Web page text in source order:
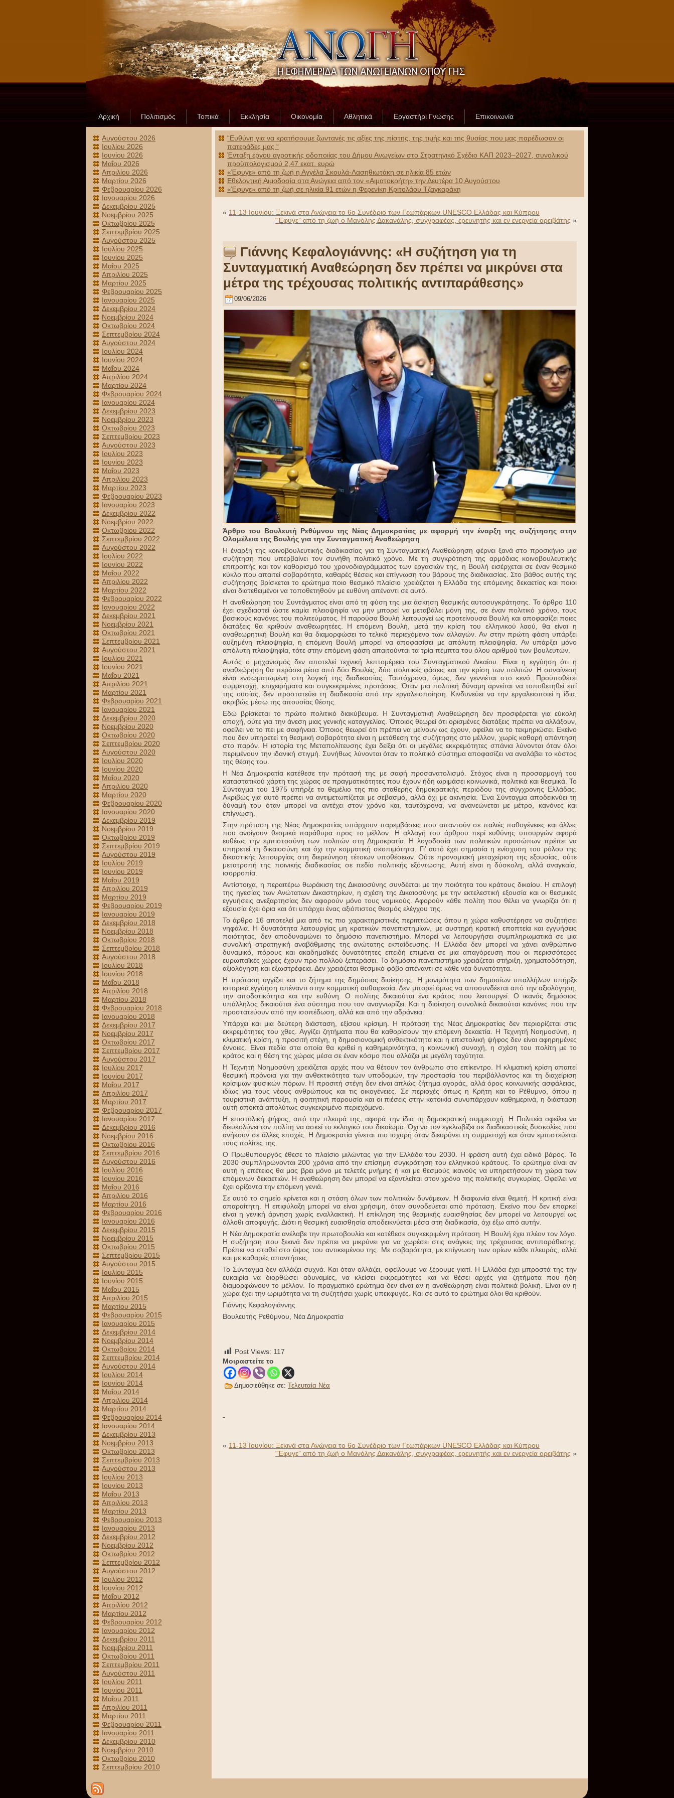
Αρχική Πολιτισμός Τοπικά Εκκλησία Οικονομία Αθλητικά Εργαστήρι Γνώσης Επικοινωνία
Αυγούστου 2026
Ιουλίου 2026
Ιουνίου 2026
Μαΐου 2026
Απριλίου 2026
Μαρτίου 2026
Φεβρουαρίου 2026
Ιανουαρίου 2026
Δεκεμβρίου 2025
Νοεμβρίου 2025
Οκτωβρίου 2025
Σεπτεμβρίου 2025
Αυγούστου 2025
Ιουλίου 2025
Ιουνίου 2025
Μαΐου 2025
Απριλίου 2025
Μαρτίου 2025
Φεβρουαρίου 2025
Ιανουαρίου 2025
Δεκεμβρίου 2024
Νοεμβρίου 2024
Οκτωβρίου 2024
Σεπτεμβρίου 2024
Αυγούστου 2024
Ιουλίου 2024
Ιουνίου 2024
Μαΐου 2024
Απριλίου 2024
Μαρτίου 2024
Φεβρουαρίου 2024
Ιανουαρίου 2024
Δεκεμβρίου 2023
Νοεμβρίου 2023
Οκτωβρίου 2023
Σεπτεμβρίου 2023
Αυγούστου 2023
Ιουλίου 2023
Ιουνίου 2023
Μαΐου 2023
Απριλίου 2023
Μαρτίου 2023
Φεβρουαρίου 2023
Ιανουαρίου 2023
Δεκεμβρίου 2022
Νοεμβρίου 2022
Οκτωβρίου 2022
Σεπτεμβρίου 2022
Αυγούστου 2022
Ιουλίου 2022
Ιουνίου 2022
Μαΐου 2022
Απριλίου 2022
Μαρτίου 2022
Φεβρουαρίου 2022
Ιανουαρίου 2022
Δεκεμβρίου 2021
Νοεμβρίου 2021
Οκτωβρίου 2021
Σεπτεμβρίου 2021
Αυγούστου 2021
Ιουλίου 2021
Ιουνίου 2021
Μαΐου 2021
Απριλίου 2021
Μαρτίου 2021
Φεβρουαρίου 2021
Ιανουαρίου 2021
Δεκεμβρίου 2020
Νοεμβρίου 2020
Οκτωβρίου 2020
Σεπτεμβρίου 2020
Αυγούστου 2020
Ιουλίου 2020
Ιουνίου 2020
Μαΐου 2020
Απριλίου 2020
Μαρτίου 2020
Φεβρουαρίου 2020
Ιανουαρίου 2020
Δεκεμβρίου 2019
Νοεμβρίου 2019
Οκτωβρίου 2019
Σεπτεμβρίου 2019
Αυγούστου 2019
Ιουλίου 2019
Ιουνίου 2019
Μαΐου 2019
Απριλίου 2019
Μαρτίου 2019
Φεβρουαρίου 2019
Ιανουαρίου 2019
Δεκεμβρίου 2018
Νοεμβρίου 2018
Οκτωβρίου 2018
Σεπτεμβρίου 2018
Αυγούστου 2018
Ιουλίου 2018
Ιουνίου 2018
Μαΐου 2018
Απριλίου 2018
Μαρτίου 2018
Φεβρουαρίου 2018
Ιανουαρίου 2018
Δεκεμβρίου 2017
Νοεμβρίου 2017
Οκτωβρίου 2017
Σεπτεμβρίου 2017
Αυγούστου 2017
Ιουλίου 2017
Ιουνίου 2017
Μαΐου 2017
Απριλίου 2017
Μαρτίου 2017
Φεβρουαρίου 2017
Ιανουαρίου 2017
Δεκεμβρίου 2016
Νοεμβρίου 2016
Οκτωβρίου 2016
Σεπτεμβρίου 2016
Αυγούστου 2016
Ιουλίου 2016
Ιουνίου 2016
Μαΐου 2016
Απριλίου 2016
Μαρτίου 2016
Φεβρουαρίου 2016
Ιανουαρίου 2016
Δεκεμβρίου 2015
Νοεμβρίου 2015
Οκτωβρίου 2015
Σεπτεμβρίου 2015
Αυγούστου 2015
Ιουλίου 2015
Ιουνίου 2015
Μαΐου 2015
Απριλίου 2015
Μαρτίου 2015
Φεβρουαρίου 2015
Ιανουαρίου 2015
Δεκεμβρίου 2014
Νοεμβρίου 2014
Οκτωβρίου 2014
Σεπτεμβρίου 2014
Αυγούστου 2014
Ιουλίου 2014
Ιουνίου 2014
Μαΐου 2014
Απριλίου 2014
Μαρτίου 2014
Φεβρουαρίου 2014
Ιανουαρίου 2014
Δεκεμβρίου 2013
Νοεμβρίου 2013
Οκτωβρίου 2013
Σεπτεμβρίου 2013
Αυγούστου 2013
Ιουλίου 2013
Ιουνίου 2013
Μαΐου 2013
Απριλίου 2013
Μαρτίου 2013
Φεβρουαρίου 2013
Ιανουαρίου 2013
Δεκεμβρίου 2012
Νοεμβρίου 2012
Οκτωβρίου 2012
Σεπτεμβρίου 2012
Αυγούστου 2012
Ιουλίου 2012
Ιουνίου 2012
Μαΐου 2012
Απριλίου 2012
Μαρτίου 2012
Φεβρουαρίου 2012
Ιανουαρίου 2012
Δεκεμβρίου 2011
Νοεμβρίου 2011
Οκτωβρίου 2011
Σεπτεμβρίου 2011
Αυγούστου 2011
Ιουλίου 2011
Ιουνίου 2011
Μαΐου 2011
Απριλίου 2011
Μαρτίου 2011
Φεβρουαρίου 2011
Ιανουαρίου 2011
Δεκεμβρίου 2010
Νοεμβρίου 2010
Οκτωβρίου 2010
Σεπτεμβρίου 2010
“Ευθύνη για να κρατήσουμε ζωντανές τις αξίες της πίστης, της τιμής και της θυσίας που μας παρέδωσαν οι
πατεράδες μας “
Ένταξη έργου αγροτικής οδοποιίας του Δήμου Ανωγείων στο Στρατηγικό Σχέδιο ΚΑΠ 2023–2027, συνολικού
προϋπολογισμού 2,47 εκατ. ευρώ
«Έφυγε» από τη ζωή η Αγγέλα Σκουλά-Λασηθιωτάκη σε ηλικία 85 ετών
Εθελοντική Αιμοδοσία στα Ανώγεια από τον «Αιματοκρήτη» την Δευτέρα 10 Αυγούστου
«Έφυγε» από τη ζωή σε ηλικία 91 ετών η Φερενίκη Κριτολάου Τζαγκαράκη
« 11-13 Ιουνίου: Ξεκινά στα Ανώγεια το 6ο Συνέδριο των Γεωπάρκων UNESCO Ελλάδας και Κύπρου
“Έφυγε” από τη ζωή ο Μανόλης Δακανάλης, συγγραφέας, ερευνητής και εν ενεργεία ορειβάτης »
Γιάννης Κεφαλογιάννης: «Η συζήτηση για τη
Συνταγματική Αναθεώρηση δεν πρέπει να μικρύνει στα
μέτρα της τρέχουσας πολιτικής αντιπαράθεσης»
09/06/2026
Άρθρο του Βουλευτή Ρεθύμνου της Νέας Δημοκρατίας με αφορμή την έναρξη της συζήτησης στην
Ολομέλεια της Βουλής για την Συνταγματική Αναθεώρηση
Η έναρξη της κοινοβουλευτικής διαδικασίας για τη Συνταγματική Αναθεώρηση φέρνει ξανά στο προσκήνιο μια
συζήτηση που υπερβαίνει τον συνήθη πολιτικό χρόνο. Με τη συγκρότηση της αρμόδιας κοινοβουλευτικής
επιτροπής και τον καθορισμό του χρονοδιαγράμματος των εργασιών της, η Βουλή εισέρχεται σε έναν θεσμικό
κύκλο που απαιτεί σοβαρότητα, καθαρές θέσεις και επίγνωση του βάρους της διαδικασίας. Στο βάθος αυτής της
συζήτησης βρίσκεται το ερώτημα ποιο θεσμικό πλαίσιο χρειάζεται η Ελλάδα της επόμενης δεκαετίας και ποιοι
είναι διατεθειμένοι να τοποθετηθούν με ευθύνη απέναντι σε αυτό.
Η αναθεώρηση του Συντάγματος είναι από τη φύση της μια άσκηση θεσμικής αυτοσυγκράτησης. Το άρθρο 110
έχει σχεδιαστεί ώστε καμία πλειοψηφία να μην μπορεί να μεταβάλει μόνη της, σε έναν πολιτικό χρόνο, τους
βασικούς κανόνες του πολιτεύματος. Η παρούσα Βουλή λειτουργεί ως προτείνουσα Βουλή και αποφασίζει ποιες
διατάξεις θα κριθούν αναθεωρητέες. Η επόμενη Βουλή, μετά την κρίση του ελληνικού λαού, θα είναι η
αναθεωρητική Βουλή και θα διαμορφώσει το τελικό περιεχόμενο των αλλαγών. Αν στην πρώτη φάση υπάρξει
αυξημένη πλειοψηφία, η επόμενη Βουλή μπορεί να αποφασίσει με απόλυτη πλειοψηφία. Αν υπάρξει μόνο
απόλυτη πλειοψηφία, τότε στην επόμενη φάση απαιτούνται τα τρία πέμπτα του όλου αριθμού των βουλευτών.
Αυτός ο μηχανισμός δεν αποτελεί τεχνική λεπτομέρεια του Συνταγματικού Δικαίου. Είναι η εγγύηση ότι η
αναθεώρηση θα περάσει μέσα από δύο Βουλές, δύο πολιτικές φάσεις και την κρίση των πολιτών. Η συναίνεση
είναι ενσωματωμένη στη λογική της διαδικασίας. Ταυτόχρονα, όμως, δεν γεννιέται στο κενό. Προϋποθέτει
συμμετοχή, επιχειρήματα και συγκεκριμένες προτάσεις. Όταν μια πολιτική δύναμη αρνείται να τοποθετηθεί επί
της ουσίας, δεν προστατεύει τη διαδικασία από την εργαλειοποίηση. Κινδυνεύει να την εργαλειοποιεί η ίδια,
ακριβώς μέσω της απουσίας θέσης.
Εδώ βρίσκεται το πρώτο πολιτικό διακύβευμα. Η Συνταγματική Αναθεώρηση δεν προσφέρεται για εύκολη
αποχή, ούτε για την άνεση μιας γενικής καταγγελίας. Όποιος θεωρεί ότι ορισμένες διατάξεις πρέπει να αλλάξουν,
οφείλει να το πει με σαφήνεια. Όποιος θεωρεί ότι πρέπει να μείνουν ως έχουν, οφείλει να το τεκμηριώσει. Εκείνο
που δεν υπηρετεί τη θεσμική σοβαρότητα είναι η μετάθεση της συζήτησης στο μέλλον, χωρίς καθαρή απάντηση
στο παρόν. Η ιστορία της Μεταπολίτευσης έχει δείξει ότι οι μεγάλες εκκρεμότητες σπάνια λύνονται όταν όλοι
περιμένουν την ιδανική στιγμή. Συνήθως λύνονται όταν το πολιτικό σύστημα αποφασίζει να αναλάβει το κόστος
της θέσης του.
Η Νέα Δημοκρατία κατέθεσε την πρότασή της με σαφή προσανατολισμό. Στόχος είναι η προσαρμογή του
καταστατικού χάρτη της χώρας σε πραγματικότητες που έχουν ήδη ωριμάσει κοινωνικά, πολιτικά και θεσμικά. Το
Σύνταγμα του 1975 υπήρξε το θεμέλιο της πιο σταθερής δημοκρατικής περιόδου της σύγχρονης Ελλάδας.
Ακριβώς για αυτό πρέπει να αντιμετωπίζεται με σεβασμό, αλλά όχι με ακινησία. Ένα Σύνταγμα αποδεικνύει τη
δύναμή του όταν μπορεί να αντέχει στον χρόνο και, ταυτόχρονα, να ανανεώνεται με μέτρο, κανόνες και
επίγνωση.
Στην πρόταση της Νέας Δημοκρατίας υπάρχουν παρεμβάσεις που απαντούν σε παλιές παθογένειες και άλλες
που ανοίγουν θεσμικά παράθυρα προς το μέλλον. Η αλλαγή του άρθρου περί ευθύνης υπουργών αφορά
ευθέως την εμπιστοσύνη των πολιτών στη Δημοκρατία. Η λογοδοσία των πολιτικών προσώπων πρέπει να
υπηρετεί τη δικαιοσύνη και όχι την κομματική σκοπιμότητα. Γι’ αυτό έχει σημασία η ενίσχυση του ρόλου της
δικαστικής λειτουργίας στη διερεύνηση τέτοιων υποθέσεων. Ούτε προνομιακή μεταχείριση της εξουσίας, ούτε
μετατροπή της ποινικής διαδικασίας σε πεδίο πολιτικής εξόντωσης. Αυτή είναι η δύσκολη, αλλά αναγκαία,
ισορροπία.
Αντίστοιχα, η περαιτέρω θωράκιση της Δικαιοσύνης συνδέεται με την ποιότητα του κράτους δικαίου. Η επιλογή
της ηγεσίας των Ανώτατων Δικαστηρίων, η σχέση της Δικαιοσύνης με την εκτελεστική εξουσία και οι θεσμικές
εγγυήσεις ανεξαρτησίας δεν αφορούν μόνο τους νομικούς. Αφορούν κάθε πολίτη που θέλει να γνωρίζει ότι η
εξουσία έχει όρια και ότι υπάρχει ένας αξιόπιστος θεσμός ελέγχου της.
Το άρθρο 16 αποτελεί μια από τις πιο χαρακτηριστικές περιπτώσεις όπου η χώρα καθυστέρησε να συζητήσει
νηφάλια. Η δυνατότητα λειτουργίας μη κρατικών πανεπιστημίων, με αυστηρή κρατική εποπτεία και εγγυήσεις
ποιότητας, δεν αποδυναμώνει το δημόσιο πανεπιστήμιο. Μπορεί να λειτουργήσει συμπληρωματικά σε μια
συνολική στρατηγική αναβάθμισης της ανώτατης εκπαίδευσης. Η Ελλάδα δεν μπορεί να χάνει ανθρώπινο
δυναμικό, πόρους και ακαδημαϊκές δυνατότητες επειδή επιμένει σε μια απαγόρευση που οι περισσότερες
ευρωπαϊκές χώρες έχουν προ πολλού ξεπεράσει. Το δημόσιο πανεπιστήμιο χρειάζεται στήριξη, χρηματοδότηση,
αξιολόγηση και εξωστρέφεια. Δεν χρειάζεται θεσμικό φόβο απέναντι σε κάθε νέα δυνατότητα.
Η πρόταση αγγίζει και το ζήτημα της δημόσιας διοίκησης. Η μονιμότητα των δημοσίων υπαλλήλων υπήρξε
ιστορικά εγγύηση απέναντι στην κομματική αυθαιρεσία. Δεν μπορεί όμως να αποσυνδέεται από την αξιολόγηση,
την αποδοτικότητα και την ευθύνη. Ο πολίτης δικαιούται ένα κράτος που λειτουργεί. Ο ικανός δημόσιος
υπάλληλος δικαιούται ένα σύστημα που τον αναγνωρίζει. Και η διοίκηση συνολικά δικαιούται κανόνες που την
προστατεύουν από την ισοπέδωση, αλλά και από την αδράνεια.
Υπάρχει και μια δεύτερη διάσταση, εξίσου κρίσιμη. Η πρόταση της Νέας Δημοκρατίας δεν περιορίζεται στις
εκκρεμότητες του χθες. Αγγίζει ζητήματα που θα καθορίσουν την επόμενη δεκαετία. Η Τεχνητή Νοημοσύνη, η
κλιματική κρίση, η προσιτή στέγη, η δημοσιονομική ανθεκτικότητα και η επιστολική ψήφος δεν είναι αφηρημένες
έννοιες. Είναι πεδία στα οποία θα κριθεί η καθημερινότητα, η κοινωνική συνοχή, η σχέση του πολίτη με το
κράτος και η θέση της χώρας μέσα σε έναν κόσμο που αλλάζει με μεγάλη ταχύτητα.
Η Τεχνητή Νοημοσύνη χρειάζεται αρχές που να θέτουν τον άνθρωπο στο επίκεντρο. Η κλιματική κρίση απαιτεί
θεσμική πρόνοια για την ανθεκτικότητα των υποδομών, την προστασία του περιβάλλοντος και τη διαχείριση
κρίσιμων φυσικών πόρων. Η προσιτή στέγη δεν είναι απλώς ζήτημα αγοράς, αλλά όρος κοινωνικής ασφάλειας,
ιδίως για τους νέους ανθρώπους και τις οικογένειες. Σε περιοχές όπως η Κρήτη και το Ρέθυμνο, όπου η
τουριστική ανάπτυξη, η φοιτητική παρουσία και οι πιέσεις στην κατοικία συνυπάρχουν καθημερινά, η διάσταση
αυτή αποκτά απολύτως συγκεκριμένο περιεχόμενο.
Η επιστολική ψήφος, από την πλευρά της, αφορά την ίδια τη δημοκρατική συμμετοχή. Η Πολιτεία οφείλει να
διευκολύνει τον πολίτη να ασκεί το εκλογικό του δικαίωμα. Όχι να τον εγκλωβίζει σε διαδικαστικές δυσκολίες που
ανήκουν σε άλλες εποχές. Η Δημοκρατία γίνεται πιο ισχυρή όταν διευρύνει τη συμμετοχή και όταν εμπιστεύεται
τους πολίτες της.
Ο Πρωθυπουργός έθεσε το πλαίσιο μιλώντας για την Ελλάδα του 2030. Η φράση αυτή έχει ειδικό βάρος. Το
2030 συμπληρώνονται 200 χρόνια από την επίσημη συγκρότηση του ελληνικού κράτους. Το ερώτημα είναι αν
αυτή η επέτειος θα μας βρει μόνο με τελετές μνήμης ή και με θεσμούς ικανούς να υπηρετήσουν τη χώρα των
επόμενων δεκαετιών. Η αναθεώρηση δεν μπορεί να εξαντλείται στον χρόνο της πολιτικής συγκυρίας. Οφείλει να
έχει ορίζοντα την επόμενη γενιά.
Σε αυτό το σημείο κρίνεται και η στάση όλων των πολιτικών δυνάμεων. Η διαφωνία είναι θεμιτή. Η κριτική είναι
απαραίτητη. Η επιφύλαξη μπορεί να είναι χρήσιμη, όταν συνοδεύεται από πρόταση. Εκείνο που δεν επαρκεί
είναι η γενική άρνηση χωρίς εναλλακτική. Η επίκληση της θεσμικής ευαισθησίας δεν μπορεί να λειτουργεί ως
άλλοθι αποφυγής. Διότι η θεσμική ευαισθησία αποδεικνύεται μέσα στη διαδικασία, όχι έξω από αυτήν.
Η Νέα Δημοκρατία ανέλαβε την πρωτοβουλία και κατέθεσε συγκεκριμένη πρόταση. Η Βουλή έχει πλέον τον λόγο.
Η συζήτηση που ξεκινά δεν πρέπει να μικρύνει για να χωρέσει στις ανάγκες της τρέχουσας αντιπαράθεσης.
Πρέπει να σταθεί στο ύψος του αντικειμένου της. Με σοβαρότητα, με επίγνωση των ορίων κάθε πλευράς, αλλά
και με καθαρές απαντήσεις.
Το Σύνταγμα δεν αλλάζει συχνά. Και όταν αλλάζει, οφείλουμε να ξέρουμε γιατί. Η Ελλάδα έχει μπροστά της την
ευκαιρία να διορθώσει αδυναμίες, να κλείσει εκκρεμότητες και να θέσει αρχές για ζητήματα που ήδη
διαμορφώνουν το μέλλον. Το πραγματικό ερώτημα δεν είναι αν η αναθεώρηση είναι πολιτικά βολική. Είναι αν η
χώρα έχει την ωριμότητα να τη συζητήσει χωρίς υπεκφυγές. Και σε αυτό το ερώτημα όλοι θα κριθούν.
Γιάννης Κεφαλογιάννης
Βουλευτής Ρεθύμνου, Νέα Δημοκρατία
Post Views: 117
Μοιραστείτε το
Δημοσιεύθηκε σε: Τελευταία Νέα
-
« 11-13 Ιουνίου: Ξεκινά στα Ανώγεια το 6ο Συνέδριο των Γεωπάρκων UNESCO Ελλάδας και Κύπρου
“Έφυγε” από τη ζωή ο Μανόλης Δακανάλης, συγγραφέας, ερευνητής και εν ενεργεία ορειβάτης »